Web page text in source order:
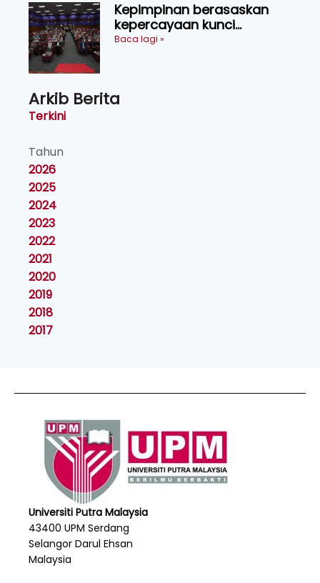
Kepimpinan berasaskan
kepercayaan kunci
kecemerlangan institusi -
Baca lagi »
Arkib Berita
Terkini
Tahun
2026
2025
2024
2023
2022
2021
2020
2019
2018
2017
Universiti Putra Malaysia
43400 UPM Serdang
Selangor Darul Ehsan
Malaysia